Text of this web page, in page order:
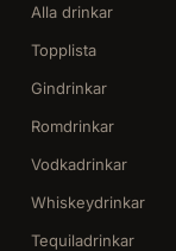
Alla drinkar
Topplista
Gindrinkar
Romdrinkar
Vodkadrinkar
Whiskeydrinkar
Tequiladrinkar